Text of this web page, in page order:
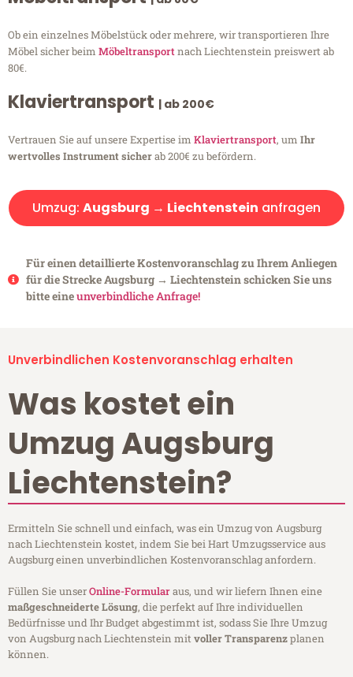
Ob ein einzelnes Möbelstück oder mehrere, wir transportieren Ihre
Möbel sicher beim Möbeltransportnach Liechtenstein preiswert ab
80€.
Klaviertransport | ab 200€
Vertrauen Sie auf unsere Expertise im Klaviertransport, um Ihr
wertvolles Instrument sicherab 200€ zu befördern.
Umzug: Augsburg → Liechtenstein anfragen
Für einen detaillierte Kostenvoranschlag zu Ihrem Anliegen
für die Strecke Augsburg → Liechtenstein schicken Sie uns
bitte eineunverbindliche Anfrage!
Unverbindlichen Kostenvoranschlag erhalten
Was kostet ein
Umzug Augsburg
Liechtenstein?
Ermitteln Sie schnell und einfach, was ein Umzug von Augsburg
nach Liechtenstein kostet, indem Sie bei Hart Umzugsservice aus
Augsburg einen unverbindlichen Kostenvoranschlag anfordern.
Füllen Sie unserOnline-Formularaus, und wir liefern Ihnen eine
maßgeschneiderte Lösung, die perfekt auf Ihre individuellen
Bedürfnisse und Ihr Budget abgestimmt ist, sodass Sie Ihre Umzug
von Augsburg nach Liechtenstein mitvoller Transparenzplanen
können.